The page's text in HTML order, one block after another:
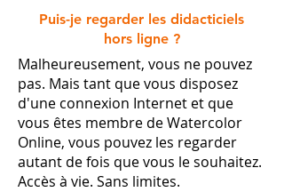
Puis-je regarder les didacticiels
hors ligne ?
Malheureusement, vous ne pouvez
pas. Mais tant que vous disposez
d'une connexion Internet et que
vous êtes membre de Watercolor
Online, vous pouvez les regarder
autant de fois que vous le souhaitez.
Accès à vie. Sans limites.